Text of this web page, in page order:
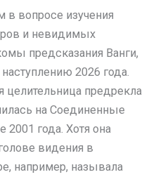
вопросе изучения
и невидимых
предсказания Ванги,
2026 года.
целительница предрекла
на Соединенные
года. Хотя она
видения в
например, называла